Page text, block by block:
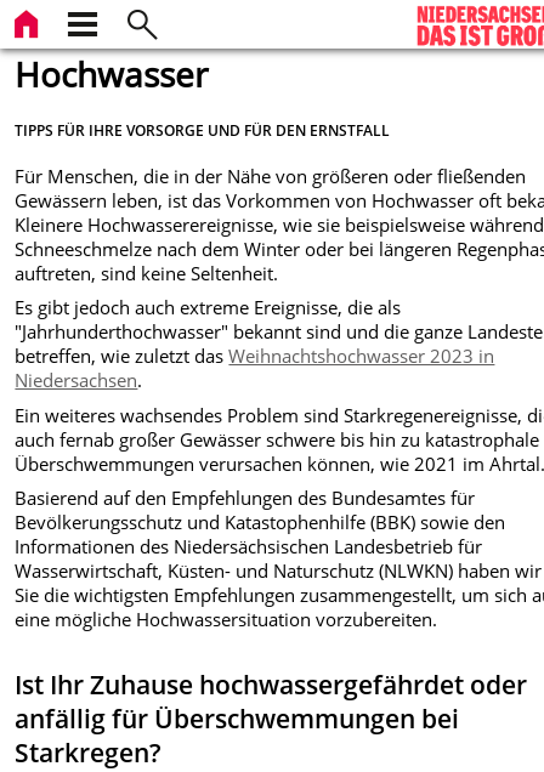
Hochwasser
TIPPS FÜR IHRE VORSORGE UND FÜR DEN ERNSTFALL
Für Menschen, die in der Nähe von größeren oder fließenden
Gewässern leben, ist das Vorkommen von Hochwasser oft
Kleinere Hochwasserereignisse, wie sie beispielsweise
Schneeschmelze nach dem Winter oder bei längeren
auftreten, sind keine Seltenheit.
Es gibt jedoch auch extreme Ereignisse, die als
"Jahrhunderthochwasser" bekannt sind und die ganze
betreffen, wie zuletzt dasWeihnachtshochwasser 2023 in
Niedersachsen.
Ein weiteres wachsendes Problem sind Starkregenereignisse,
auch fernab großer Gewässer schwere bis hin zu katastrophale
Überschwemmungen verursachen können, wie 2021 im
Basierend auf den Empfehlungen des Bundesamtes für
Bevölkerungsschutz und Katastophenhilfe (BBK) sowie den
Informationen des Niedersächsischen Landesbetrieb für
Wasserwirtschaft, Küsten- und Naturschutz (NLWKN) haben
Sie die wichtigsten Empfehlungen zusammengestellt, um sich
eine mögliche Hochwassersituation vorzubereiten.
Ist Ihr Zuhause hochwassergefährdet oder
anfällig für Überschwemmungen bei
Starkregen?